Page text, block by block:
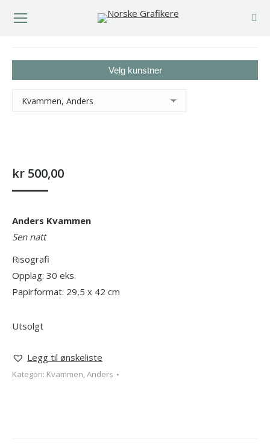
Velg kunstner
kr 500,00
Anders Kvammen
Sen natt
Risografi
Opplag: 30 eks.
Papirformat: 29,5 x 42 cm
Utsolgt
Legg til ønskeliste
Kategori: Kvammen, Anders